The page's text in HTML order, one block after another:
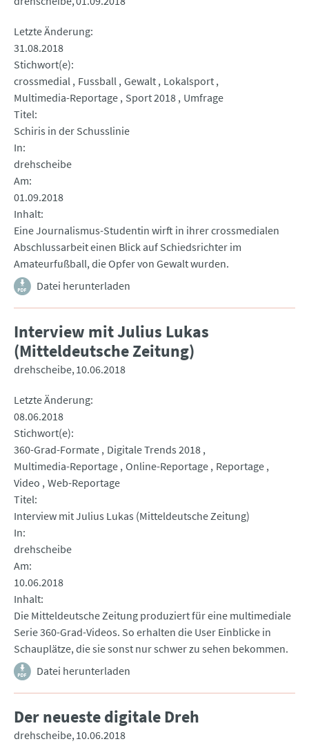
Letzte Änderung
31.08.2018
Stichwort(e)
crossmedial Fussball Gewalt Lokalsport
Multimedia-Reportage Sport 2018 Umfrage
Titel
Schiris in der Schusslinie
In
drehscheibe
Am
01.09.2018
Inhalt
Eine Journalismus-Studentin wirft in ihrer crossmedialen
Abschlussarbeit einen Blick auf Schiedsrichter im
Amateurfußball, die Opfer von Gewalt wurden.
Datei herunterladen
Interview mit Julius Lukas
(Mitteldeutsche Zeitung)
drehscheibe 10.06.2018
Letzte Änderung
08.06.2018
Stichwort(e)
360-Grad-Formate Digitale Trends 2018
Multimedia-Reportage Online-Reportage Reportage
Video Web-Reportage
Titel
Interview mit Julius Lukas (Mitteldeutsche Zeitung)
In
drehscheibe
Am
10.06.2018
Inhalt
Die Mitteldeutsche Zeitung produziert für eine multimediale
Serie 360-Grad-Videos. So erhalten die User Einblicke in
Schauplätze, die sie sonst nur schwer zu sehen bekommen.
Datei herunterladen
Der neueste digitale Dreh
drehscheibe 10.06.2018